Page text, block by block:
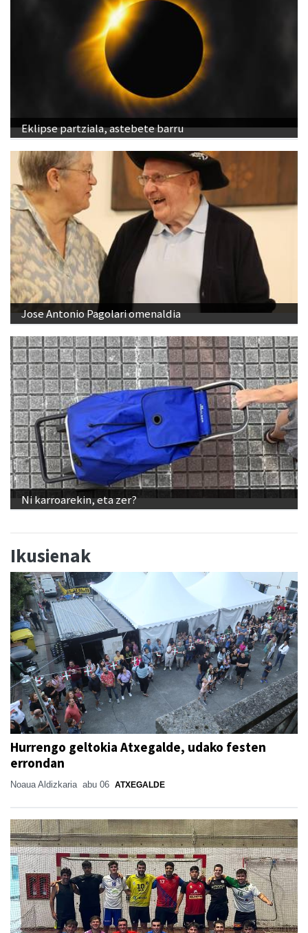
Eklipse partziala, astebete barru
Jose Antonio Pagolari omenaldia
Ni karroarekin, eta zer?
Ikusienak
Hurrengo geltokia Atxegalde, udako festen
errondan
Noaua Aldizkaria abu 06 ATXEGALDE